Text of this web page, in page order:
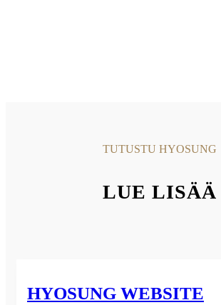
TUTUSTU HYOSUNG
LUE LISÄÄ
HYOSUNG WEBSITE